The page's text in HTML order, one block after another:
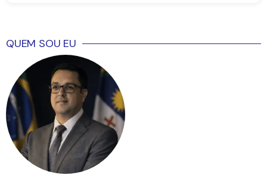
QUEM SOU EU